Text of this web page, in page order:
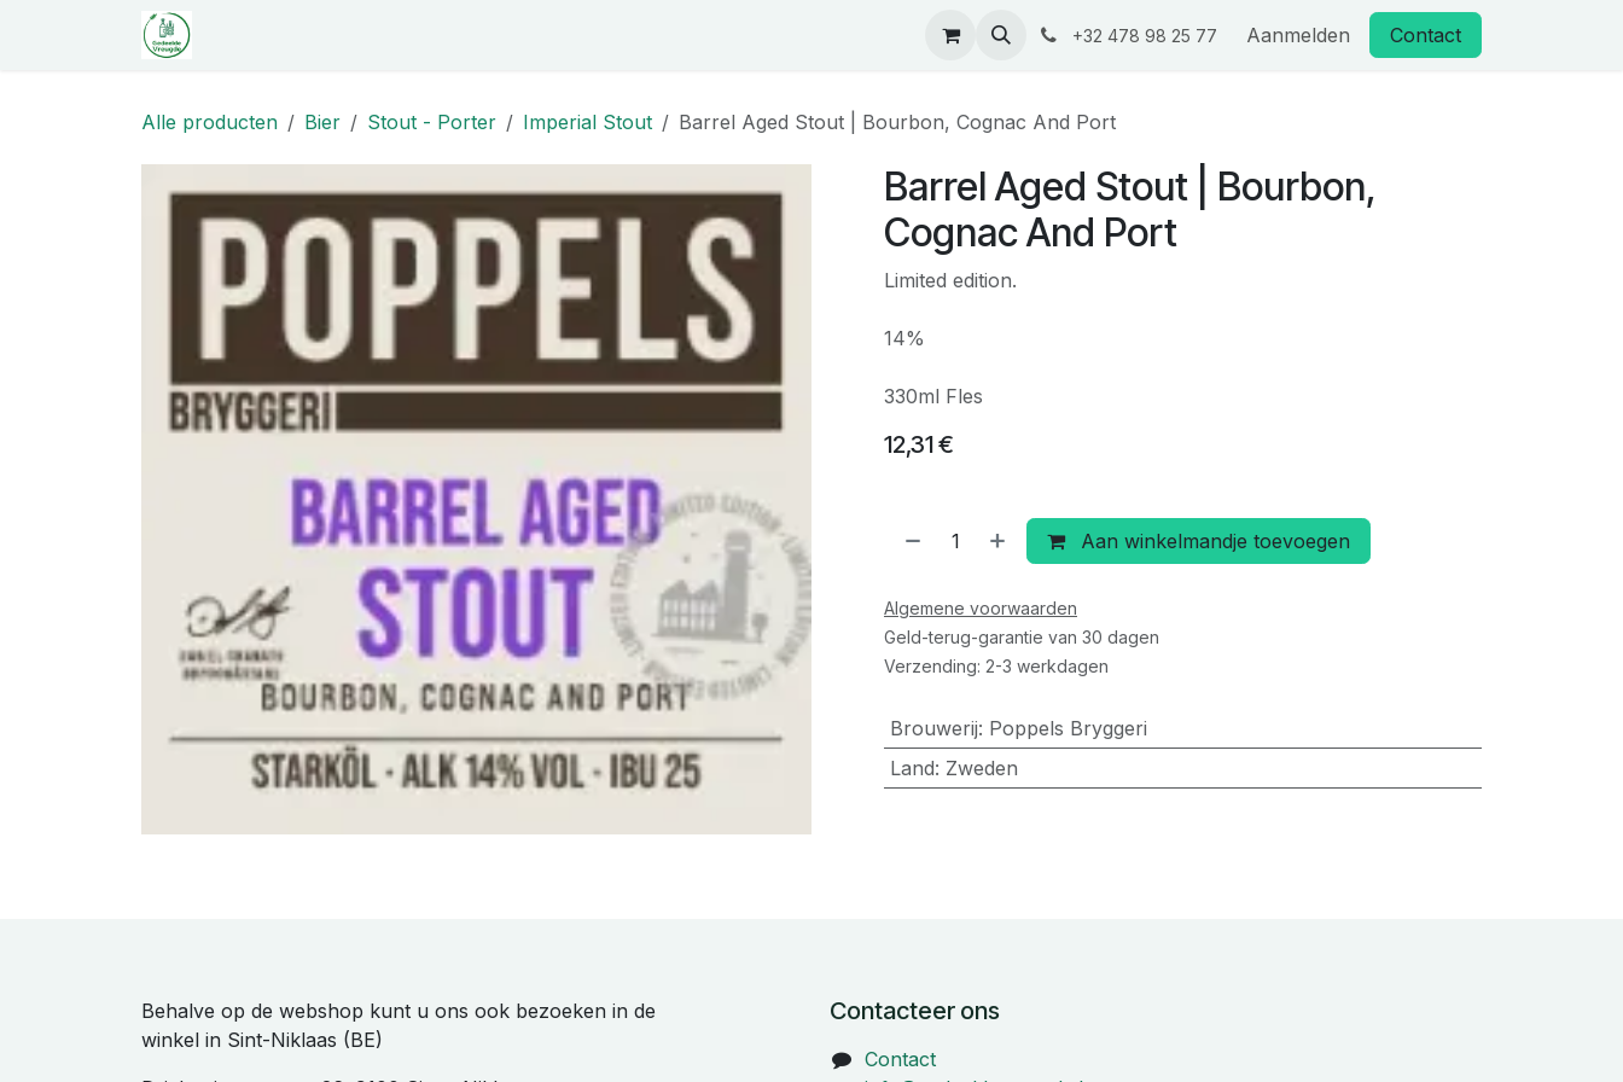
Overslaan naar inhoud
+32 478 98 25 77 Aanmelden Contact
Alle producten Bier Stout - Porter Imperial Stout Barrel Aged Stout | Bourbon, Cognac And Port
Barrel Aged Stout | Bourbon,
Cognac And Port
Limited edition.
14%
330ml Fles
12,31€
Aan winkelmandje toevoegen
Algemene voorwaarden
Geld-terug-garantie van 30 dagen
Verzending: 2-3 werkdagen
Brouwerij: Poppels Bryggeri
Land: Zweden
Behalve op de webshop kunt u ons ook bezoeken in de
winkel in Sint-Niklaas (BE)
Contacteer ons
Contact